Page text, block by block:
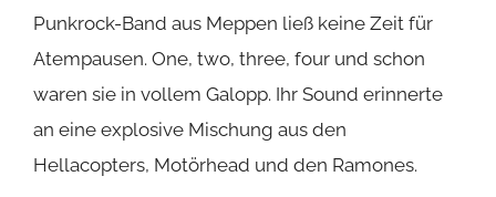
Punkrock-Band aus Meppen ließ keine Zeit für
Atempausen. One, two, three, four und schon
waren sie in vollem Galopp. Ihr Sound erinnerte
an eine explosive Mischung aus den
Hellacopters, Motörhead und den Ramones.